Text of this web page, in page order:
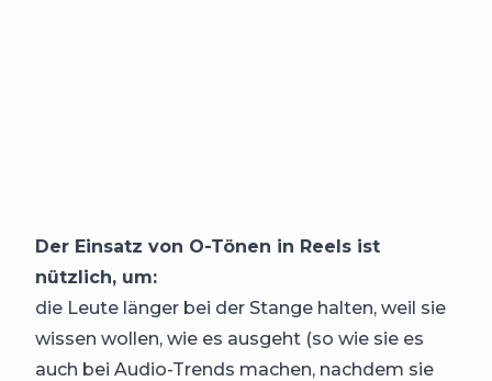
Der Einsatz von O-Tönen in Reels ist
nützlich, um:
die Leute länger bei der Stange halten, weil sie
wissen wollen, wie es ausgeht (so wie sie es
auch bei Audio-Trends machen, nachdem sie